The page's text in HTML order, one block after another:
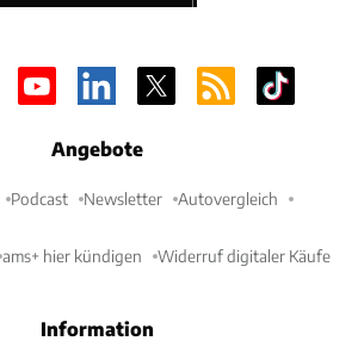
Angebote
Podcast Newsletter Autovergleich
ams+ hier kündigen Widerruf digitaler Käufe
Information